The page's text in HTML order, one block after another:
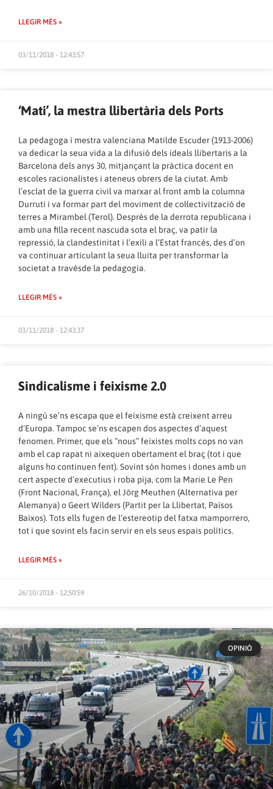
LLEGIR MÉS »
03/11/2018 - 12:43:57
‘Mati’, la mestra llibertària dels Ports
La pedagoga i mestra valenciana Matilde Escuder (1913-2006)
va dedicar la seua vida a la difusió dels ideals llibertaris a la
Barcelona dels anys 30, mitjançant la pràctica docent en
escoles racionalistes i ateneus obrers de la ciutat. Amb
l’esclat de la guerra civil va marxar al front amb la columna
Durruti i va formar part del moviment de col·lectivització de
terres a Mirambel (Terol). Després de la derrota republicana i
amb una filla recent nascuda sota el braç, va patir la
repressió, la clandestinitat i l’exili a l’Estat francès, des d’on
va continuar articulant la seua lluita per transformar la
societat a travésde la pedagogia.
LLEGIR MÉS »
03/11/2018 - 12:43:37
Sindicalisme i feixisme 2.0
A ningú se’ns escapa que el feixisme està creixent arreu
d’Europa. Tampoc se’ns escapen dos aspectes d’aquest
fenomen. Primer, que els “nous” feixistes molts cops no van
amb el cap rapat ni aixequen obertament el braç (tot i que
alguns ho continuen fent). Sovint són homes i dones amb un
cert aspecte d’executius i roba pija, com la Marie Le Pen
(Front Nacional, França), el Jörg Meuthen (Alternativa per
Alemanya) o Geert Wilders (Partit per la Llibertat, Països
Baixos). Tots ells fugen de l’estereotip del fatxa mamporrero,
tot i que sovint els facin servir en els seus espais polítics.
LLEGIR MÉS »
26/10/2018 - 12:50:59
OPINIÓ